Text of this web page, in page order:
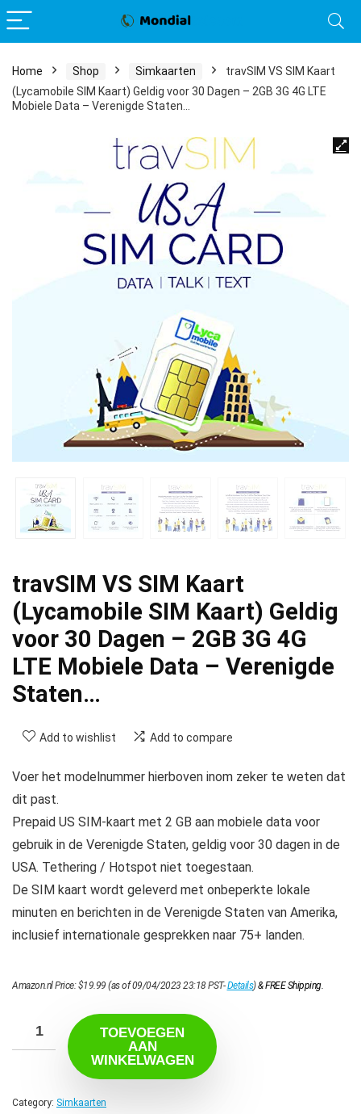
Home Shop Simkaarten
travSIM VS SIM Kaart
(Lycamobile SIM Kaart) Geldig voor 30 Dagen – 2GB 3G 4G LTE
Mobiele Data – Verenigde Staten…
travSIM VS SIM Kaart
(Lycamobile SIM Kaart) Geldig
voor 30 Dagen – 2GB 3G 4G
LTE Mobiele Data – Verenigde
Staten…
Add to wishlist Add to compare
Voer het modelnummer hierboven inom zeker te weten dat
dit past.
Prepaid US SIM-kaart met 2 GB aan mobiele data voor
gebruik in de Verenigde Staten, geldig voor 30 dagen in de
USA. Tethering / Hotspot niet toegestaan.
De SIM kaart wordt geleverd met onbeperkte lokale
minuten en berichten in de Verenigde Staten van Amerika,
inclusief internationale gesprekken naar 75+ landen.
Amazon.nl Price:$19.99 (as of 09/04/2023 23:18 PST-Details)&FREE Shipping.
TOEVOEGEN
AAN
WINKELWAGEN
Category: Simkaarten